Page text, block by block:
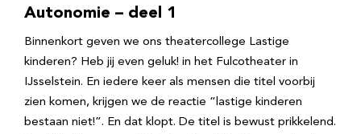
Autonomie – deel 1
Binnenkort geven we ons theatercollege Lastige
kinderen? Heb jij even geluk! in het Fulcotheater in
IJsselstein. En iedere keer als mensen die titel voorbij
zien komen, krijgen we de reactie “lastige kinderen
bestaan niet!”. En dat klopt. De titel is bewust prikkelend.